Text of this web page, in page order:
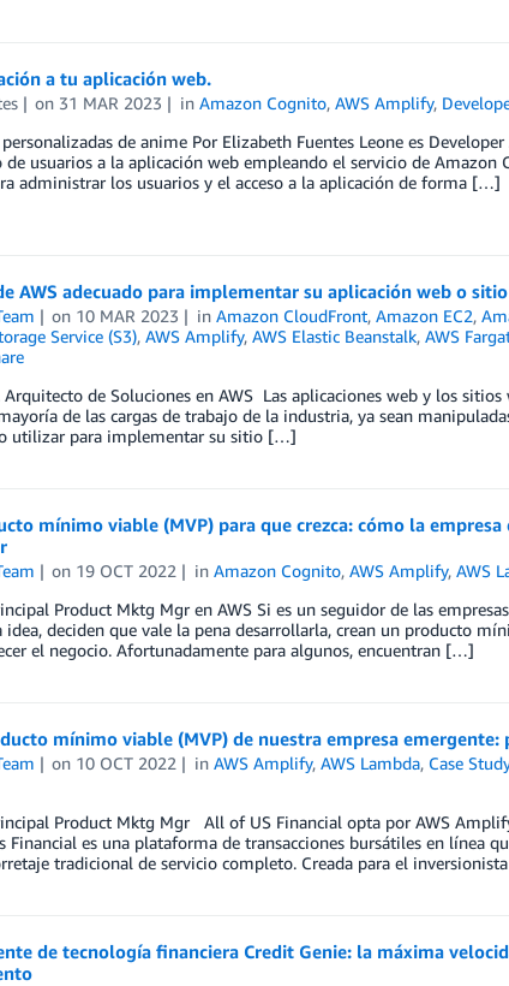
a tu aplicación web.
on 31 MAR 2023 inAmazon Cognito,AWS Amplify,
de anime Por Elizabeth Fuentes Leone es
usuarios a la aplicación web empleando el servicio de Amazon
administrar los usuarios y el acceso a la aplicación de forma […]
AWS adecuado para implementar su aplicación web o
on 10 MAR 2023 inAmazon CloudFront,Amazon EC2,
Service (S3), AWS Amplify, AWS Elastic Beanstalk, AWS
Arquitecto de Soluciones en AWS Las aplicaciones web y los
de las cargas de trabajo de la industria, ya sean
utilizar para implementar su sitio […]
mínimo viable (MVP) para que crezca: cómo la
on 19 OCT 2022 inAmazon Cognito,AWS Amplify,AWS
Product Mktg Mgr en AWS Si es un seguidor de las
deciden que vale la pena desarrollarla, crean un producto
el negocio. Afortunadamente para algunos, encuentran […]
mínimo viable (MVP) de nuestra empresa
on 10 OCT 2022 inAWS Amplify,AWS Lambda, Case
Product Mktg Mgr All of US Financial opta por AWS
Financial es una plataforma de transacciones bursátiles en línea
tradicional de servicio completo. Creada para el
de tecnología financiera Credit Genie: la máxima